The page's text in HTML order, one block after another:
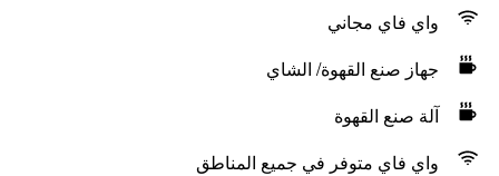
واي فاي مجاني
جهاز صنع القهوة/ الشاي
آلة صنع القهوة
واي فاي متوفر في جميع المناطق